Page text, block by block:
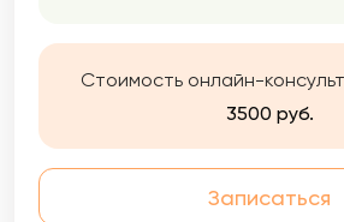
поведенческой терапии),
Психоанализа, Арт-терапию и
Стоимость онлайн-
3500 руб.
Записаться